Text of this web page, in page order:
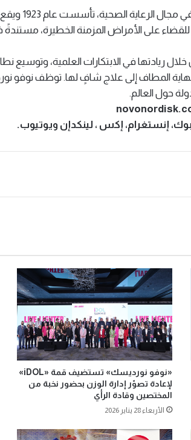
تأسست عام 1923 ويقع مقرها الرئيسي في الدنمارك.
على الأمراض المزمنة الخطيرة،
ريادتها في الابتكارات العلمية، وتوسيع
إنستغرام، إكس ، لينكدإن ويوتيوب.
«نوفو نورديسك» تستضيف قمة «iDOL»
لإعادة تصوّر إدارة الوزن بحضور نخبة من
المختصين وقادة الرأي
الأربعاء 28 يناير 2026